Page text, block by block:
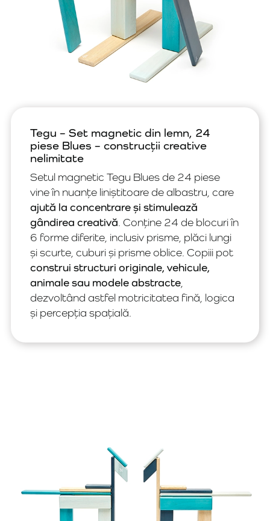
Tegu – Set magnetic din lemn, 24
piese Blues – construcții creative
nelimitate
Setul magnetic Tegu Blues de 24 piese
vine în nuanțe liniștitoare de albastru, care
ajută la concentrare și stimulează
gândirea creativă. Conține 24 de blocuri în
6 forme diferite, inclusiv prisme, plăci lungi
și scurte, cuburi și prisme oblice. Copiii pot
construi structuri originale, vehicule,
animale sau modele abstracte
dezvoltând astfel motricitatea fină, logica
și percepția spațială.